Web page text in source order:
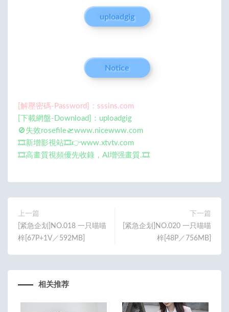
uploadgig
Notice
[解壓密碼-Password]：sssins.com
[下載網盤-Download]：uploadgig
🚫失效rosefile🛫www.nicewww.com
🎞️新增影視站🎞️👉www.xtvtv.com
🎞️高畫質視頻優先收錄，AI增强畫質.🎞️
上一篇
[紧急企划]NO.018 一只喵喵
梓[67P+1V／592MB]
下一篇
[紧急企划]NO.020 一只喵喵
梓[48P／756MB]
相关推荐